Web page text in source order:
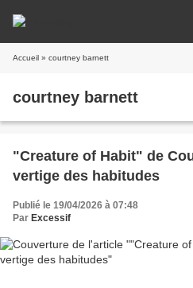
Accueil » courtney barnett
courtney barnett
"Creature of Habit" de
vertige des habitudes
Publié le 19/04/2026 à 07:48
Par Excessif